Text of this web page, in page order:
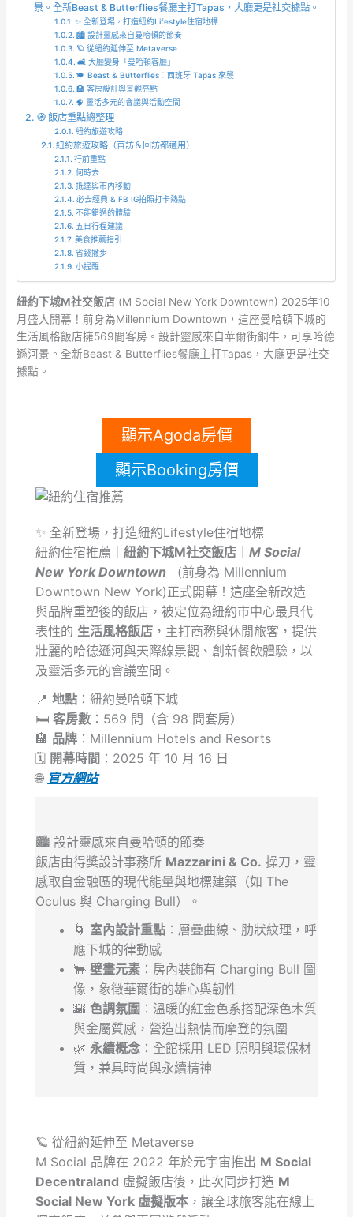
景。全新Beast & Butterflies餐廳主打Tapas，大廳更是社交據點。
✨ 全新登場，打造紐約Lifestyle住宿地標
🏙️ 設計靈感來自曼哈頓的節奏
🪐 從紐約延伸至 Metaverse
🛋️ 大廳變身「曼哈頓客廳」
🍽️ Beast & Butterflies：西班牙 Tapas 來襲
🏨 客房設計與景觀亮點
🧠 靈活多元的會議與活動空間
🧭 飯店重點總整理
紐約旅遊攻略
紐約旅遊攻略（首訪＆回訪都適用）
行前重點
何時去
抵達與市內移動
必去經典 & FB IG拍照打卡熱點
不能錯過的體驗
五日行程建議
美食推薦指引
省錢撇步
小提醒
紐約下城M社交飯店 (M Social New York Downtown) 2025年10
月盛大開幕！前身為Millennium Downtown，這座曼哈頓下城的
生活風格飯店擁569間客房。設計靈感來自華爾街銅牛，可享哈德
遜河景。全新Beast & Butterflies餐廳主打Tapas，大廳更是社交
據點。
顯示Agoda房價
顯示Booking房價
✨ 全新登場，打造紐約Lifestyle住宿地標
紐約住宿推薦｜紐約下城M社交飯店 ｜M Social
New York Downtown
(前身為 Millennium
Downtown New York)正式開幕！這座全新改造
與品牌重塑後的飯店，被定位為紐約市中心最具代
表性的 生活風格飯店 ，主打商務與休閒旅客，提供
壯麗的哈德遜河與天際線景觀、創新餐飲體驗，以
及靈活多元的會議空間。
📍地點 ：紐約曼哈頓下城
🛏️客房數 ：569 間（含 98 間套房）
🏨 品牌 ：Millennium Hotels and Resorts
🗓️ 開幕時間 ：2025 年 10 月 16 日
🌐 官方網站
🏙️ 設計靈感來自曼哈頓的節奏
飯店由得獎設計事務所 Mazzarini & Co. 操刀，靈
感取自金融區的現代能量與地標建築（如 The
Oculus 與 Charging Bull）。
🌀 室內設計重點 ：層疊曲線、肋狀紋理，呼
應下城的律動感
🐂壁畫元素 ：房內裝飾有 Charging Bull 圖
像，象徵華爾街的雄心與韌性
🌇色調氛圍 ：溫暖的紅金色系搭配深色木質
與金屬質感，營造出熱情而摩登的氛圍
🌿 永續概念 ：全館採用 LED 照明與環保材
質，兼具時尚與永續精神
🪐 從紐約延伸至 Metaverse
M Social 品牌在 2022 年於元宇宙推出 M Social
Decentraland 虛擬飯店後，此次同步打造 M
Social New York 虛擬版本 ，讓全球旅客能在線上